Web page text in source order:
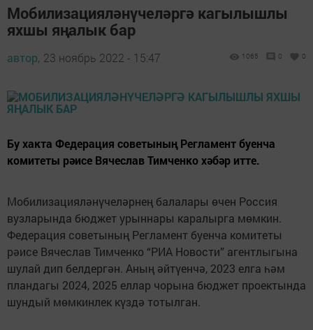
Мобилизацияләнүчеләргә кагылышлы
яхшы яңалык бар
автор, 23 ноябрь 2022 - 15:47 1065 0 0
Бу хакта Федерация советының Регламент буенча
комитеты рәисе Вячеслав Тимченко хәбәр итте.
Мобилизацияләнүчеләрнең балалары өчен Россия
вузларында бюджет урыннары каралырга мөмкин.
Федерация советының Регламент буенча комитеты
рәисе Вячеслав Тимченко “РИА Новости” агентлыгына
шулай дип белдергән. Аның әйтүенчә, 2023 елга һәм
пландагы 2024, 2025 еллар чорына бюджет проектында
шундый мөмкинлек күздә тотылган.